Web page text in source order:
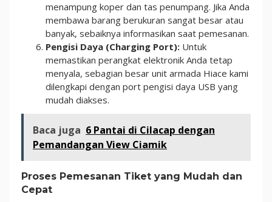
menampung koper dan tas penumpang. Jika Anda
membawa barang berukuran sangat besar atau
banyak, sebaiknya informasikan saat pemesanan.
Pengisi Daya (Charging Port): Untuk
memastikan perangkat elektronik Anda tetap
menyala, sebagian besar unit armada Hiace kami
dilengkapi dengan port pengisi daya USB yang
mudah diakses.
Baca juga 6 Pantai di Cilacap dengan
Pemandangan View Ciamik
Proses Pemesanan Tiket yang Mudah dan
Cepat